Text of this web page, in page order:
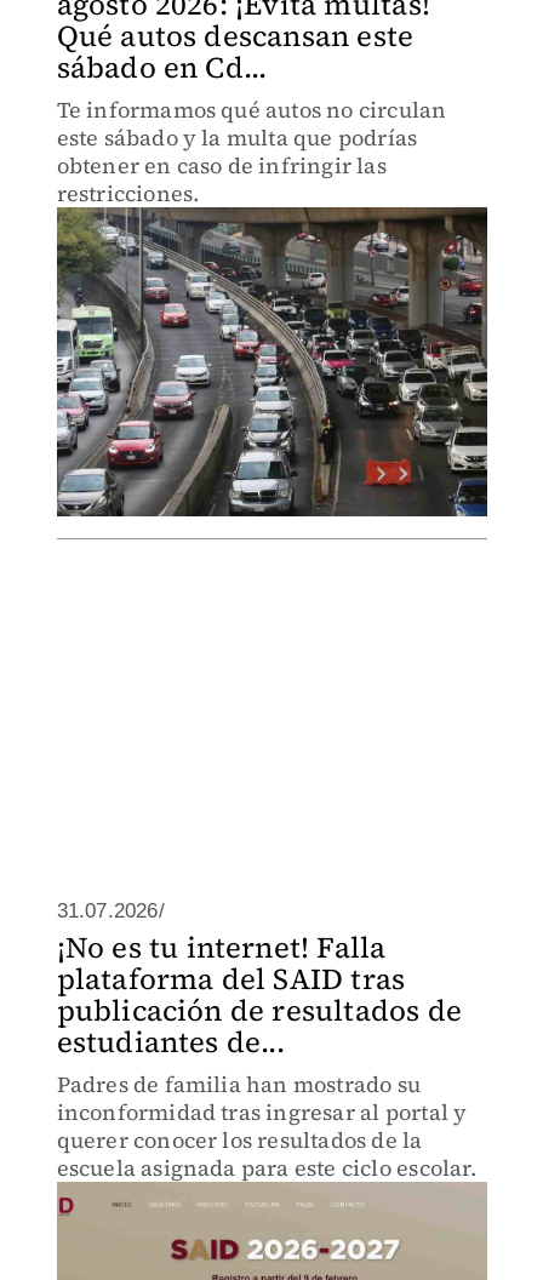
Qué autos descansan este
sábado en Cd...
Te informamos qué autos no circulan
este sábado y la multa que podrías
obtener en caso de infringir las
restricciones.
31.07.2026/
¡No es tu internet! Falla
plataforma del SAID tras
publicación de resultados de
estudiantes de...
Padres de familia han mostrado su
inconformidad tras ingresar al portal y
querer conocer los resultados de la
escuela asignada para este ciclo escolar.